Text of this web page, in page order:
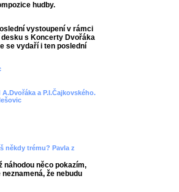
hudby.
vystoupení v rámci
s Koncerty Dvořáka
se vydaří i ten poslední
a P.I.Čajkovského.
někdy trému? Pavla z
náhodou něco pokazím,
že nebudu